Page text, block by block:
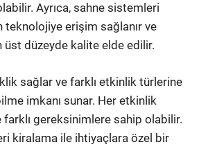
Ayrıca, sahne sistemleri
teknolojiye erişim sağlanır ve
düzeyde kalite elde edilir.
sağlar ve farklı etkinlik türlerine
imkanı sunar. Her etkinlik
farklı gereksinimlere sahip olabilir.
kiralama ile ihtiyaçlara özel bir